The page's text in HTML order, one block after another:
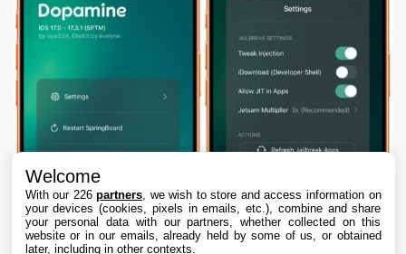
Welcome
With our 226partners , we wish to store and access information on
your devices (cookies, pixels in emails, etc.), combine and share
your personal data with our partners, whether collected on this
website or in our emails, already held by some of us, or obtained
later, including in other contexts.